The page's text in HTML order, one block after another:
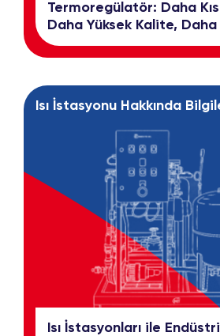
Termoregülatör: Daha
Daha Yüksek Kalite,
Isı İstasyonu Hakkında
Isı İstasyonları ile